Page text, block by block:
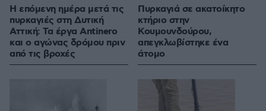
Η επόμενη ημέρα μετά τις
πυρκαγιές στη Δυτική
Αττική: Τα έργα Antinero
και ο αγώνας δρόμου πριν
από τις βροχές
Πυρκαγιά σε ακατοίκητο
κτήριο στην
Κουμουνδούρου,
απεγκλωβίστηκε ένα
άτομο